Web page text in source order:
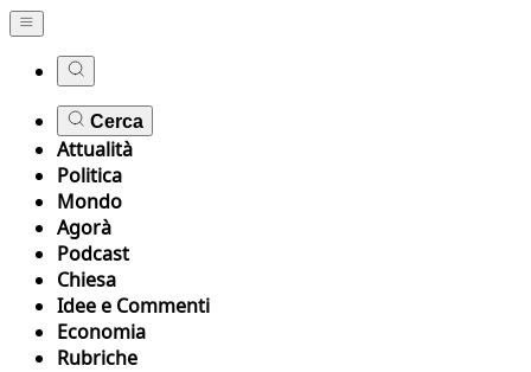
Cerca
Attualità
Politica
Mondo
Agorà
Podcast
Chiesa
Idee e Commenti
Economia
Rubriche